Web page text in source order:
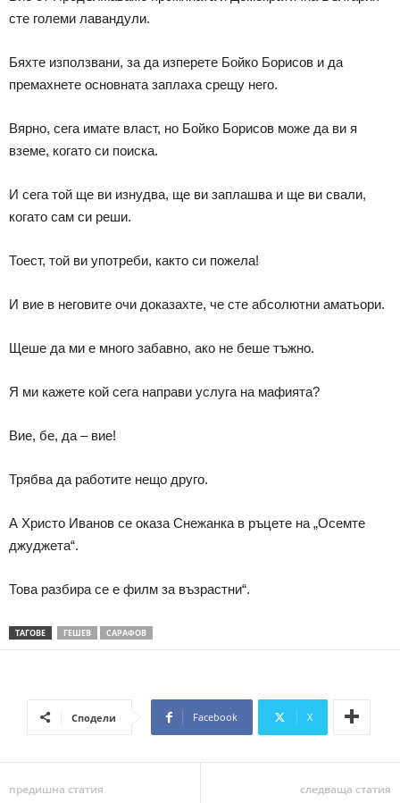
сте големи лавандули.
Бяхте използвани, за да изперете Бойко Борисов и да
премахнете основната заплаха срещу него.
Вярно, сега имате власт, но Бойко Борисов може да ви я
вземе, когато си поиска.
И сега той ще ви изнудва, ще ви заплашва и ще ви свали,
когато сам си реши.
Тоест, той ви употреби, както си пожела!
И вие в неговите очи доказахте, че сте абсолютни аматьори.
Щеше да ми е много забавно, ако не беше тъжно.
Я ми кажете кой сега направи услуга на мафията?
Вие, бе, да – вие!
Трябва да работите нещо друго.
А Христо Иванов се оказа Снежанка в ръцете на „Осемте
джуджета“.
Това разбира се е филм за възрастни“.
ТАГОВЕ ГЕШЕВ САРАФОВ
Сподели Facebook X
предишна статия следваща статия